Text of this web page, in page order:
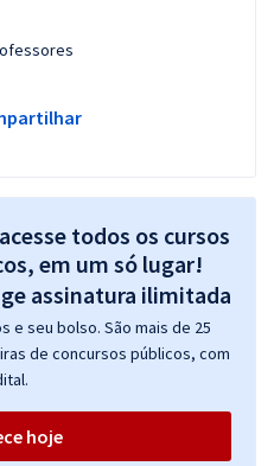
todos os cursos
em um só lugar!
e seu bolso. São mais de 25
de concursos públicos, com
hoje